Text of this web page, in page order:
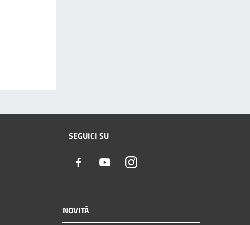
SEGUICI SU
Facebook YoutubeInstagram
NOVITÀ